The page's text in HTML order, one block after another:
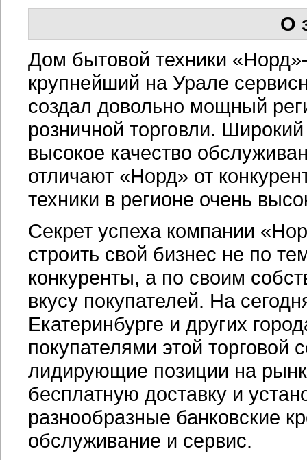
О
Дом бытовой техники
крупнейший на Урале
создал довольно мощный
розничной торговли.
высокое качество
отличают «Норд» от
техники в регионе очень
Секрет успеха компании
строить свой бизнес не по
конкуренты, а по своим
вкусу покупателей. На
Екатеринбурге и других
покупателями этой торговой
лидирующие позиции на
бесплатную доставку и
разнообразные банковские
обслуживание и сервис.